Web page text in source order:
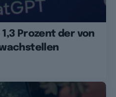
Prozent der von